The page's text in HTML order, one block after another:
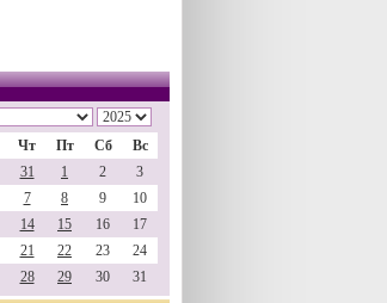
Чт Пт Сб
Вс
31 1 2
3
7 8 9
10
14 15 16
17
21 22 23
24
28 29 30 31